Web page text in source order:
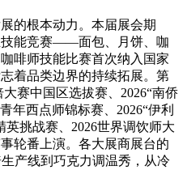
的根本动力。本届展会期
技能竞赛——面包、月饼、咖
啡师技能比赛首次纳入国家
着品类边界的持续拓展。第
赛中国区选拔赛、2026“南侨
年西点师锦标赛、2026“伊利
挑战赛、2026世界调饮师大
轮番上演。各大展商展台的
产线到巧克力调温秀，从冷